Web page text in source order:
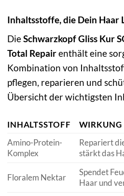
Inhaltsstoffe, die Dein Haar
DieSchwarzkopf Gliss Kur
Total Repairenthält eine
Kombination von
pflegen, reparieren und
Übersicht der wichtigsten
INHALTSSTOFF
WIRKUNG
Amino-Protein-
Komplex
Repariert
stärkt das
Floralem Nektar
Spendet
Haar und